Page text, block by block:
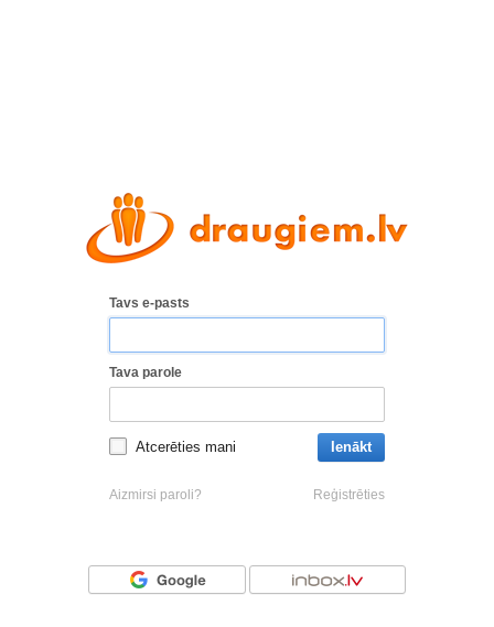
Tavs e-pasts
Tava parole
Atcerēties mani Ienākt
Aizmirsi paroli? Reģistrēties